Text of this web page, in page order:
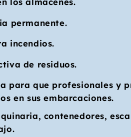
permanente.
incendios.
de residuos.
para que profesionales y
en sus embarcaciones.
contenedores,